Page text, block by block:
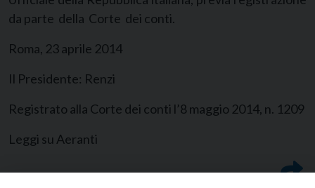
da parte della Corte dei conti.
Roma, 23 aprile 2014
Il Presidente: Renzi
Registrato alla Corte dei conti l’8 maggio 2014, n. 1209
Leggi su Aeranti